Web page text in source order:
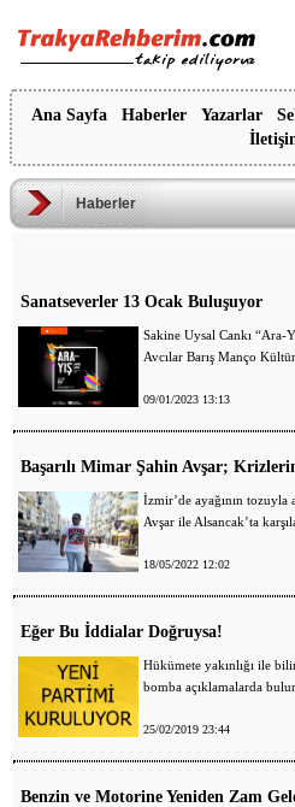
Ana Sayfa Haberler Yazarlar
Haberler
Sanatseverler 13 Ocak Buluşuyor
Sakine Uysal Cankı “Ara-
Avcılar Barış Manço
09/01/2023 13:13
Başarılı Mimar Şahin Avşar;
İzmir’de ayağının tozuyla
Avşar ile Alsancak’ta
18/05/2022 12:02
Eğer Bu İddialar Doğruysa!
Hükümete yakınlığı ile
bomba açıklamalarda
25/02/2019 23:44
Benzin ve Motorine Yeniden Zam